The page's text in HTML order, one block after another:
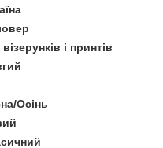
і принтів
Осінь